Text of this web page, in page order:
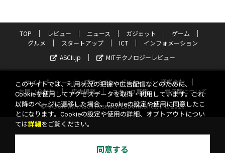
TOP レビュー ニュース ガジェット
ゲーム
グルメ
スタートアップ ICT
インフォメーション
ASCII.jp
MITテクノロジーレビュー
サイトポリシー プライバシーポリシー
運営会社
お問い合わせ
広告掲載 スタッフ募集
電子版について
©KADOKAWA ASCII Research Laboratories, Inc. 2026
このサイトでは、利用状況の把握や広告配信などのために、
Cookieを使用してアクセスデータを取得・利用しています。これ
以降のページに遷移した場合、Cookieの設定や使用に同意したこ
とになります。Cookieの設定や使用の詳細、オプトアウトについ
ては詳細 をご覧ください。
同意する